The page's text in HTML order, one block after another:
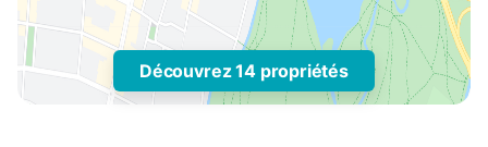
Découvrez 14 propriétés